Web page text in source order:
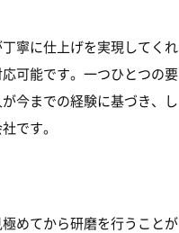
寧に仕上げを実現してくれ
可能です。一つひとつの要
今までの経験に基づき、し
です。
めてから研磨を行うことが